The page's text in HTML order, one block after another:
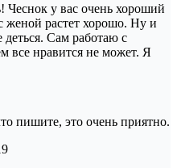
Чеснок у вас очень хороший
женой растет хорошо. Ну и
Сам работаю с
все нравится не может. Я
пишите, это очень приятно.